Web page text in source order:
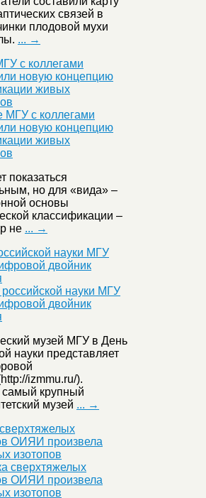
связей в
плодовой мухи
... →
с коллегами
новую концепцию
живых
показаться
но для «вида» –
основы
классификации –
не ... →
науки МГУ
двойник
музей МГУ в День
науки представляет
izmmu.ru/).
крупный
музей ... →
ОИЯИ произвела
изотопов